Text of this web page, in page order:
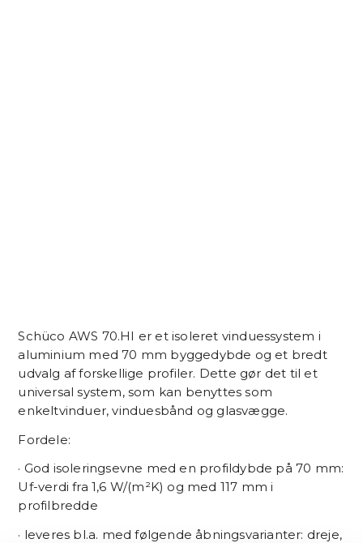
Schüco AWS 70.HI er et isoleret vinduessystem i
aluminium med 70 mm byggedybde og et bredt
udvalg af forskellige profiler. Dette gør det til et
universal system, som kan benyttes som
enkeltvinduer, vinduesbånd og glasvægge.
Fordele:
· God isoleringsevne med en profildybde på 70 mm:
Uf-verdi fra 1,6 W/(m²K) og med 117 mm i
profilbredde
· leveres bl.a. med følgende åbningsvarianter: dreje,